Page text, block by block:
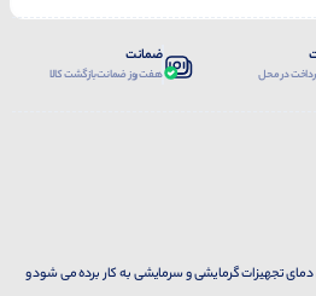
در محل
ضمانت
هفت روز ضمانت بازگشت کالا
تجهیزات گرمایشی و سرمایشی به کار برده می شود و